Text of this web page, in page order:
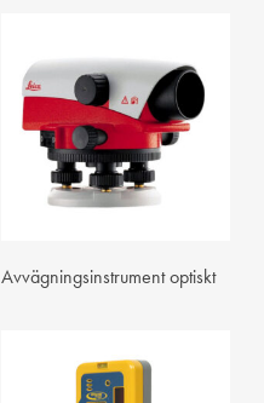
Visa
Avvägningsinstrument optiskt